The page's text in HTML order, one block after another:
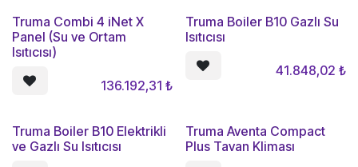
Truma Combi 4 iNet X
Panel (Su ve Ortam
Isıtıcısı)
136.192,31 ₺
Truma Boiler B10 Gazlı Su
Isıtıcısı
41.848,02 ₺
Truma Boiler B10 Elektrikli
ve Gazlı Su Isıtıcısı
Truma Aventa Compact
Plus Tavan Kliması